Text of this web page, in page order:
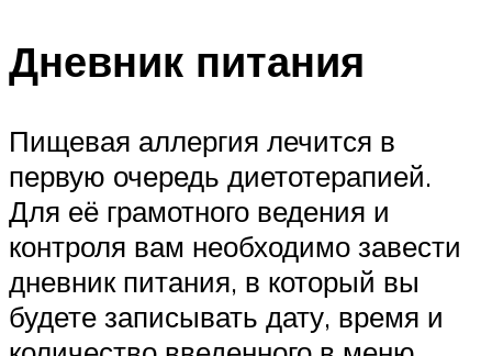
Дневник питания
Пищевая аллергия лечится в
первую очередь диетотерапией.
Для её грамотного ведения и
контроля вам необходимо завести
дневник питания, в который вы
будете записывать дату, время и